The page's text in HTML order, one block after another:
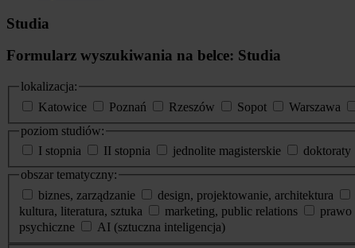
Studia
Formularz wyszukiwania na belce: Studia
lokalizacja:
Katowice
Poznań Rzeszów Sopot Warszawa
poziom studiów:
I stopnia
II stopnia jednolite magisterskie doktoraty
obszar tematyczny:
biznes, zarządzanie
design, projektowanie, architektura
kultura, literatura, sztuka
marketing, public relations prawo
psychiczne
AI (sztuczna inteligencja)